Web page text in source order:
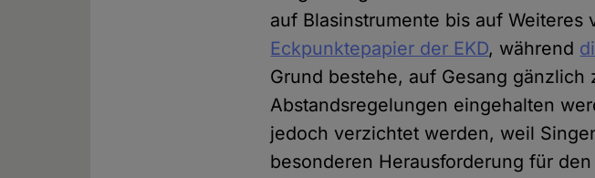
auf Blasinstrumente bis auf
Eckpunktepapier der EKD, während
Grund bestehe, auf Gesang
Abstandsregelungen eingehalten
jedoch verzichtet werden, weil
besonderen Herausforderung für